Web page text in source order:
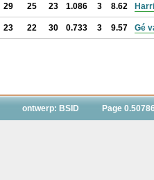
29 25 23 1.086 3 8.62
23 22 30 0.733 3 9.57 Gé
ontwerp: BSID Page